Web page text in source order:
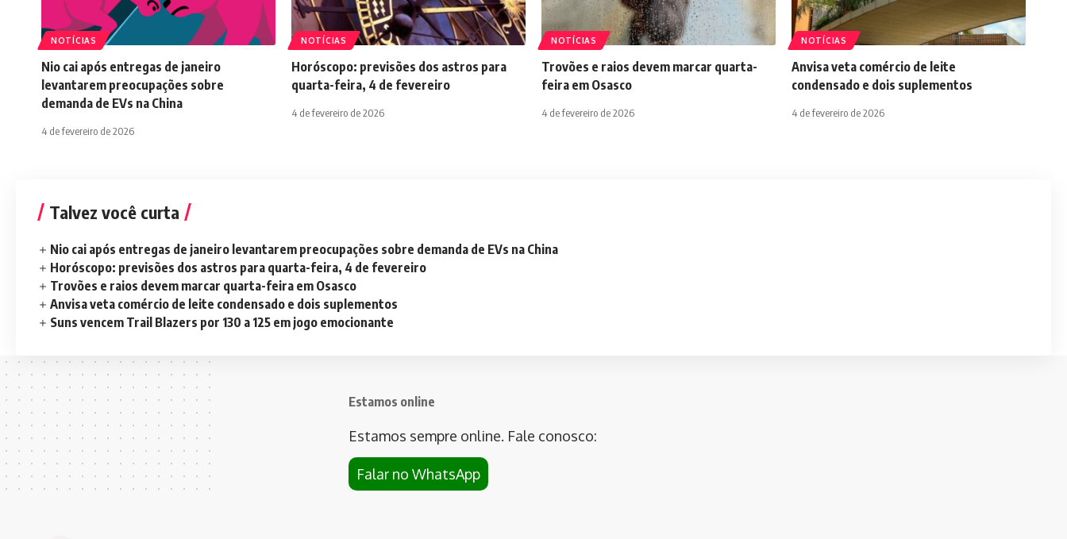
NOTÍCIAS
Nio cai após entregas de janeiro
levantarem preocupações sobre
demanda de EVs na China
4 de fevereiro de 2026
NOTÍCIAS
Horóscopo: previsões dos astros para
quarta-feira, 4 de fevereiro
4 de fevereiro de 2026
NOTÍCIAS
Trovões e raios devem marcar quarta-
feira em Osasco
4 de fevereiro de 2026
NOTÍCIAS
Anvisa veta comércio de leite
condensado e dois suplementos
4 de fevereiro de 2026
Talvez você curta
Nio cai após entregas de janeiro levantarem preocupações sobre demanda de EVs na China
Horóscopo: previsões dos astros para quarta-feira, 4 de fevereiro
Trovões e raios devem marcar quarta-feira em Osasco
Anvisa veta comércio de leite condensado e dois suplementos
Suns vencem Trail Blazers por 130 a 125 em jogo emocionante
Estamos online
Estamos sempre online. Fale conosco:
Falar no WhatsApp